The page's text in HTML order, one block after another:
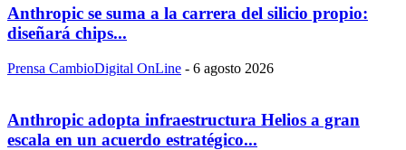
Anthropic se suma a la carrera del silicio propio:
diseñará chips...
Prensa CambioDigital OnLine - 6 agosto 2026
Anthropic adopta infraestructura Helios a gran
escala en un acuerdo estratégico...